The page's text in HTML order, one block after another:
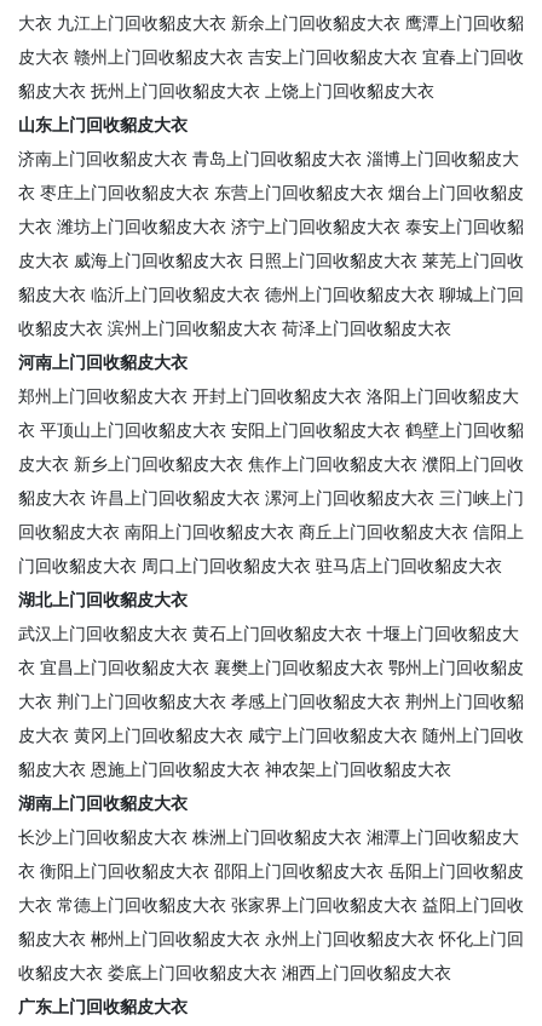
大衣 九江上门回收貂皮大衣 新余上门回收貂皮大衣 鹰潭上门回收貂
皮大衣 赣州上门回收貂皮大衣 吉安上门回收貂皮大衣 宜春上门回收
貂皮大衣 抚州上门回收貂皮大衣 上饶上门回收貂皮大衣
山东上门回收貂皮大衣
济南上门回收貂皮大衣 青岛上门回收貂皮大衣 淄博上门回收貂皮大
衣 枣庄上门回收貂皮大衣 东营上门回收貂皮大衣 烟台上门回收貂皮
大衣 潍坊上门回收貂皮大衣 济宁上门回收貂皮大衣 泰安上门回收貂
皮大衣 威海上门回收貂皮大衣 日照上门回收貂皮大衣 莱芜上门回收
貂皮大衣 临沂上门回收貂皮大衣 德州上门回收貂皮大衣 聊城上门回
收貂皮大衣 滨州上门回收貂皮大衣 荷泽上门回收貂皮大衣
河南上门回收貂皮大衣
郑州上门回收貂皮大衣 开封上门回收貂皮大衣 洛阳上门回收貂皮大
衣 平顶山上门回收貂皮大衣 安阳上门回收貂皮大衣 鹤壁上门回收貂
皮大衣 新乡上门回收貂皮大衣 焦作上门回收貂皮大衣 濮阳上门回收
貂皮大衣 许昌上门回收貂皮大衣 漯河上门回收貂皮大衣 三门峡上门
回收貂皮大衣 南阳上门回收貂皮大衣 商丘上门回收貂皮大衣 信阳上
门回收貂皮大衣 周口上门回收貂皮大衣 驻马店上门回收貂皮大衣
湖北上门回收貂皮大衣
武汉上门回收貂皮大衣 黄石上门回收貂皮大衣 十堰上门回收貂皮大
衣 宜昌上门回收貂皮大衣 襄樊上门回收貂皮大衣 鄂州上门回收貂皮
大衣 荆门上门回收貂皮大衣 孝感上门回收貂皮大衣 荆州上门回收貂
皮大衣 黄冈上门回收貂皮大衣 咸宁上门回收貂皮大衣 随州上门回收
貂皮大衣 恩施上门回收貂皮大衣 神农架上门回收貂皮大衣
湖南上门回收貂皮大衣
长沙上门回收貂皮大衣 株洲上门回收貂皮大衣 湘潭上门回收貂皮大
衣 衡阳上门回收貂皮大衣 邵阳上门回收貂皮大衣 岳阳上门回收貂皮
大衣 常德上门回收貂皮大衣 张家界上门回收貂皮大衣 益阳上门回收
貂皮大衣 郴州上门回收貂皮大衣 永州上门回收貂皮大衣 怀化上门回
收貂皮大衣 娄底上门回收貂皮大衣 湘西上门回收貂皮大衣
广东上门回收貂皮大衣